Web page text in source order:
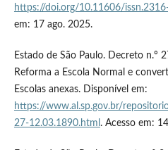
https://doi.org/10.11606/
em: 17 ago. 2025.
Estado de São Paulo. Decreto n.º
Reforma a Escola Normal e
Escolas anexas. Disponível em:
https://www.al.sp.gov.br/
27-12.03.1890.html . Acesso em: